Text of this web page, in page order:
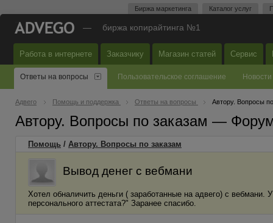
Биржа маркетинга Каталог услуг
— биржа копирайтинга №1
Работа в интернете Заказчику Магазин статей Сервис
Ответы на вопросы Пользовательское соглашение Новости
Адвего Помощь и поддержка Ответы на вопросы Автору. Вопросы
Автору. Вопросы по заказам —
Помощь / Автору. Вопросы по заказам
Вывод денег с вебмани
Хотел обналичить деньги ( заработанные на адвего) с
персонального аттестата?" Заранее спасибо.